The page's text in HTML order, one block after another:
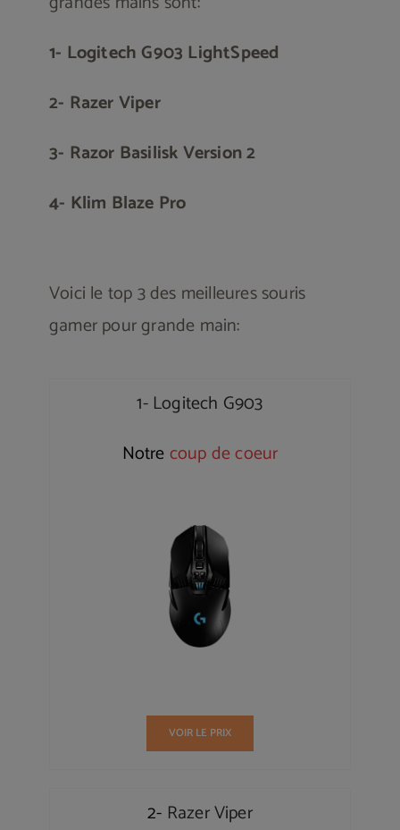
1- Logitech G903 LightSpeed
2- Razer Viper
3- Razor Basilisk Version 2
4- Klim Blaze Pro
Voici le top 3 des meilleures souris
gamer pour grande main:
1- Logitech G903
Notrecoup de coeur
VOIR LE PRIX
2- Razer Viper